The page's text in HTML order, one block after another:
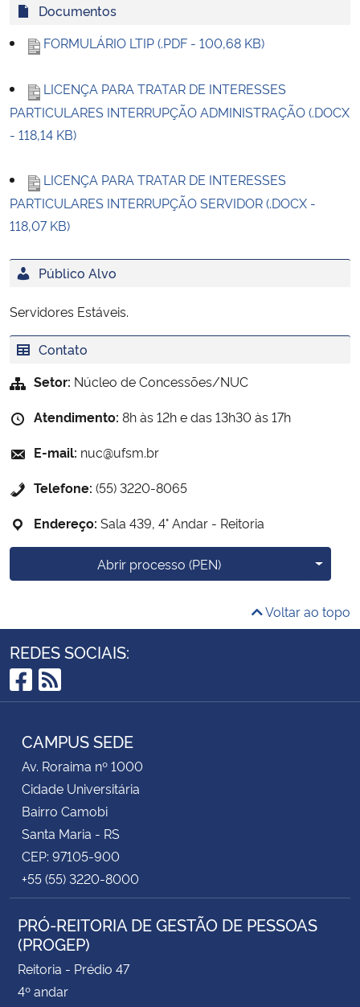
Documentos
FORMULÁRIO LTIP (.PDF - 100,68 KB)
LICENÇA PARA TRATAR DE INTERESSES
PARTICULARES INTERRUPÇÃO ADMINISTRAÇÃO (.DOCX
- 118,14 KB)
LICENÇA PARA TRATAR DE INTERESSES
PARTICULARES INTERRUPÇÃO SERVIDOR (.DOCX -
118,07 KB)
Público Alvo
Servidores Estáveis.
Contato
Setor: Núcleo de Concessões/NUC
Atendimento: 8h às 12h e das 13h30 às 17h
E-mail: nuc@ufsm.br
Telefone: (55) 3220-8065
Endereço: Sala 439, 4° Andar - Reitoria
Abrir processo (PEN) Mais
Voltar ao topo
REDES SOCIAIS:
Facebook
RSS
CAMPUS SEDE
Av. Roraima nº 1000
Cidade Universitária
Bairro Camobi
Santa Maria - RS
CEP: 97105-900
+55 (55) 3220-8000
PRÓ-REITORIA DE GESTÃO DE PESSOAS
(PROGEP)
Reitoria - Prédio 47
4º andar